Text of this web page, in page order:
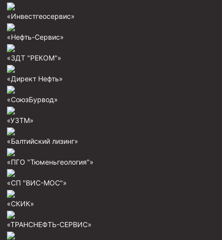
Муфта ОТТГ 127
Муфта ОТТГ 114
Буровое оборудование
Фонтанная и запорная арматура
высокого давления
Задвижки буровые
Элеваторы трубные
Буровые установки
«Инвестгеосервис»
«Нефть-Сервис»
«ЗДТ "РЕКОМ"»
«Директ Нефть»
«СоюзБурвод»
«УЗТМ»
«Балтийский лизинг»
«ПГО "Тюменьгеология"»
«СП "ВИС-МОС"»
«СКИК»
«ТРАНСНЕФТЬ-СЕРВИС»